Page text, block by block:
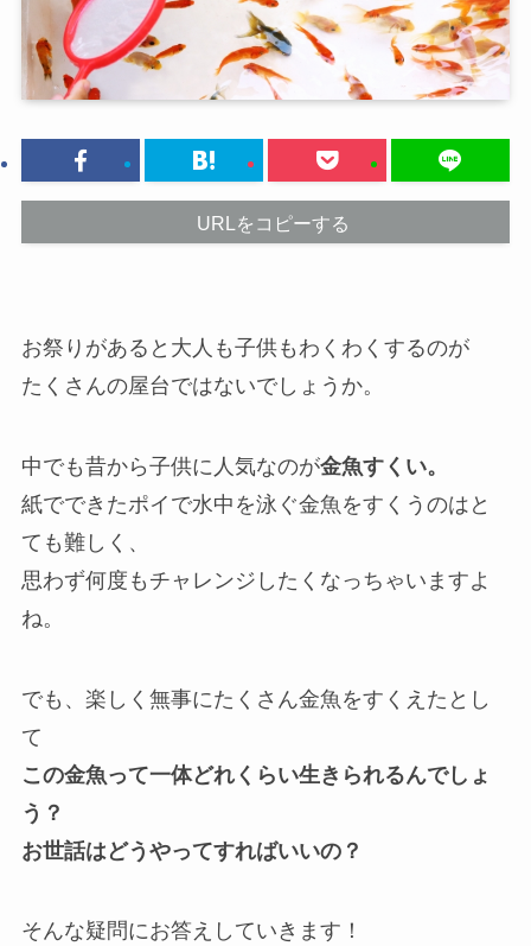
URLをコピーする
お祭りがあると大人も子供もわくわくするのが
たくさんの屋台ではないでしょうか。
中でも昔から子供に人気なのが金魚すくい。
紙でできたポイで水中を泳ぐ金魚をすくうのはと
ても難しく、
思わず何度もチャレンジしたくなっちゃいますよ
ね。
でも、楽しく無事にたくさん金魚をすくえたとし
て
この金魚って一体どれくらい生きられるんでしょ
う？
お世話はどうやってすればいいの？
そんな疑問にお答えしていきます！